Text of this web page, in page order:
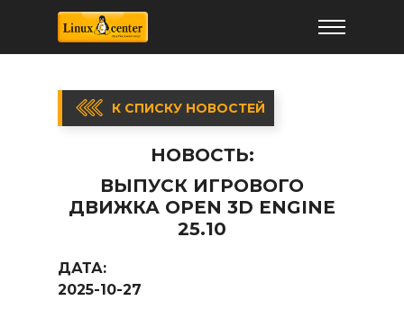
К СПИСКУ НОВОСТЕЙ
НОВОСТЬ:
ВЫПУСК ИГРОВОГО
ДВИЖКА OPEN 3D ENGINE
25.10
ДАТА:
2025-10-27